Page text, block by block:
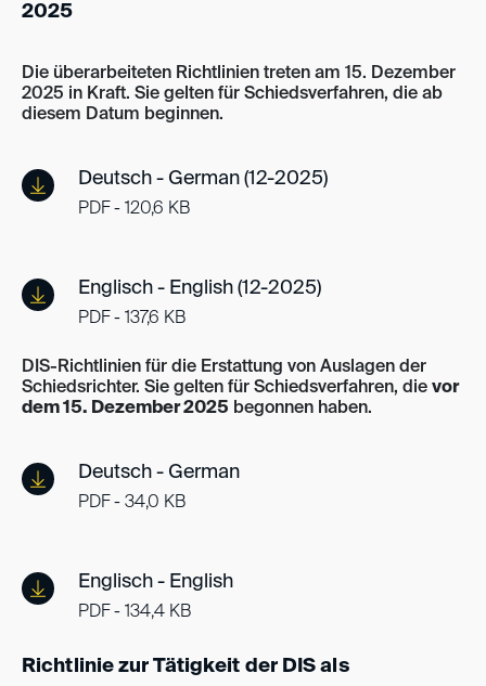
2025
Die überarbeiteten Richtlinien treten am 15. Dezember
2025 in Kraft. Sie gelten für Schiedsverfahren, die ab
diesem Datum beginnen.
Deutsch - German (12-2025)
PDF - 120,6 KB
Englisch - English (12-2025)
PDF - 137,6 KB
DIS-Richtlinien für die Erstattung von Auslagen der
Schiedsrichter. Sie gelten für Schiedsverfahren, die vor
dem 15. Dezember 2025 begonnen haben.
Deutsch - German
PDF - 34,0 KB
Englisch - English
PDF - 134,4 KB
Richtlinie zur Tätigkeit der DIS als